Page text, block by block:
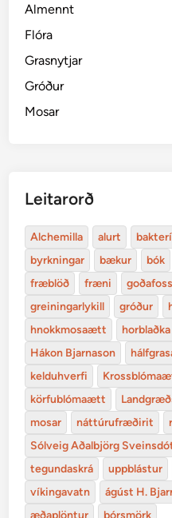
Almennt
Flóra
Grasnytjar
Gróður
Mosar
Leitarorð
Alchemilla alurt
byrkningar
bækur bók
fræblöð
fræni goðafoss
greiningarlykill
gróður
hnokkmosaætt
horblaðka
Hákon Bjarnason
kelduhverfi
körfublómaætt
mosar
náttúrufræðirit
Sólveig Aðalbjörg
tegundaskrá
uppblástur
víkingavatn
ágúst H.
æðaplöntur
þórsmörk